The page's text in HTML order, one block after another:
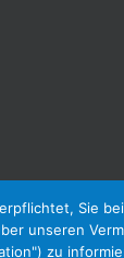
Sie
unseren
zu